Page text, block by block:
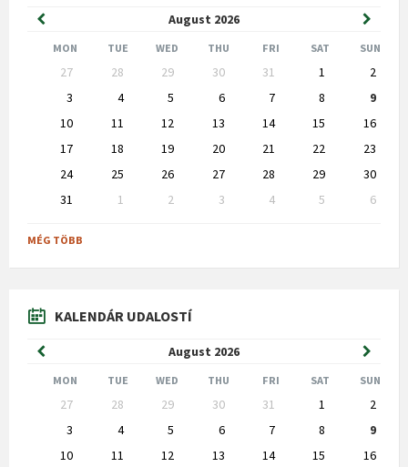
August 2026
Previous
Month
Month
MON TUE WED THU FRI SAT SUN
calendar
27 28 29 30 31 1
2
3
4 5 6 7 8
9
10
11 12 13 14 15
16
17
18 19 20 21 22
23
24
25 26 27 28 29
30
31
1 2 3 4 5
6
to
calendar
MÉG TÖBB
KALENDÁR UDALOSTÍ
August 2026
Previous
Month
Month
MON TUE WED THU FRI SAT SUN
calendar
27 28 29 30 31 1
2
3
4 5 6 7 8
9
10
11 12 13 14 15 16